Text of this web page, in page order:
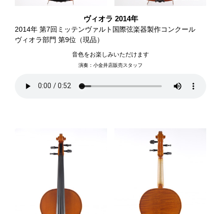
ヴィオラ 2014年
2014年 第7回ミッテンヴァルト国際弦楽器製作コンクール
ヴィオラ部門 第9位（現品）
音色をお楽しみいただけます
演奏：小金井店販売スタッフ
小金井店ショールーム
取り扱い楽器
鍵盤楽器 弦楽器